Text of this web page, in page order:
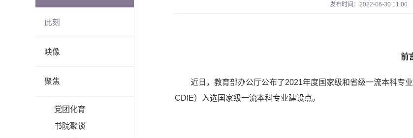
此刻
映像
聚焦
党团化育
书院聚谈
发布时间：2022-06-30 11:00
前
近日，教育部办公厅公布了2021年度国家级和省级一流本科专
CDIE）入选国家级一流本科专业建设点。